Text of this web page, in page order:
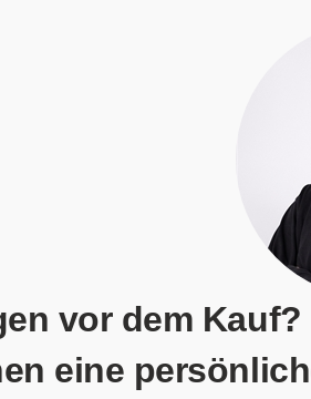
vor dem Kauf?
eine